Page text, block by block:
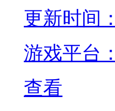
更新时间
游戏平台
查看